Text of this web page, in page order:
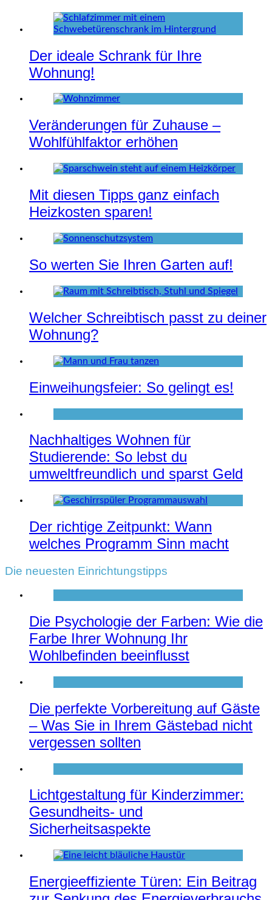
Der ideale Schrank für Ihre
Wohnung!
Veränderungen für Zuhause –
Wohlfühlfaktor erhöhen
Mit diesen Tipps ganz einfach
Heizkosten sparen!
So werten Sie Ihren Garten auf!
Welcher Schreibtisch passt zu deiner
Wohnung?
Einweihungsfeier: So gelingt es!
Nachhaltiges Wohnen für
Studierende: So lebst du
umweltfreundlich und sparst Geld
Der richtige Zeitpunkt: Wann
welches Programm Sinn macht
Die neuesten Einrichtungstipps
Die Psychologie der Farben: Wie die
Farbe Ihrer Wohnung Ihr
Wohlbefinden beeinflusst
Die perfekte Vorbereitung auf Gäste
– Was Sie in Ihrem Gästebad nicht
vergessen sollten
Lichtgestaltung für Kinderzimmer:
Gesundheits- und
Sicherheitsaspekte
Energieeffiziente Türen: Ein Beitrag